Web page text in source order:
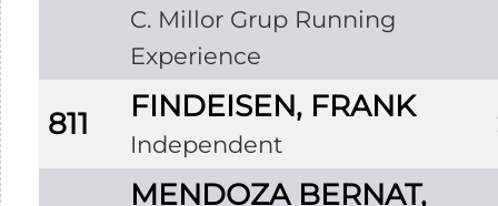
C. Millor Grup Running
Experience
811 FINDEISEN, FRANK
Independent
MENDOZA BERNAT,